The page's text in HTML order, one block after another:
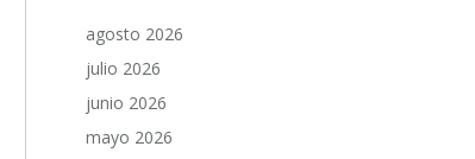
agosto 2026
julio 2026
junio 2026
mayo 2026